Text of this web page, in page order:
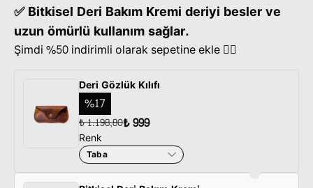
✅ Bitkisel Deri Bakım Kremi deriyi besler ve
uzun ömürlü kullanım sağlar.
Şimdi %50 indirimli olarak sepetine ekle 👇🏽
Deri Gözlük Kılıfı
%17
₺ 1.198,80₺ 999
Renk
Taba